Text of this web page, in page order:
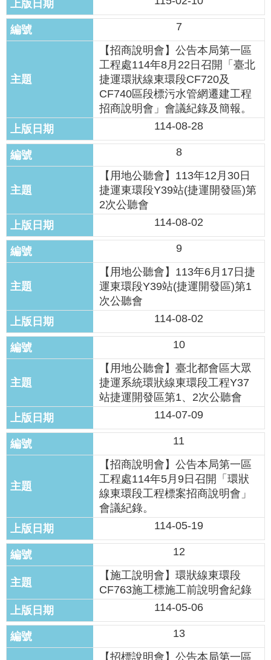
陳
情
系
常
答
雙
語
彙
臺
北
通
台
北
務
通
私
與
網
站
安
全
策
府
網
站
資
料
開
放
宣
告
7
【招商說明會】公告本局第一區
工程處114年8月22日召開「臺北
捷運環狀線東環段CF720及
CF740區段標污水管網遷建工程
招商說明會」會議紀錄及簡報。
114-08-28
8
【用地公聽會】113年12月30日
捷運東環段Y39站(捷運開發區)第
2次公聽會
114-08-02
9
【用地公聽會】113年6月17日捷
運東環段Y39站(捷運開發區)第1
次公聽會
114-08-02
10
【用地公聽會】臺北都會區大眾
捷運系統環狀線東環段工程Y37
站捷運開發區第1、2次公聽會
114-07-09
11
【招商說明會】公告本局第一區
工程處114年5月9日召開「環狀
線東環段工程標案招商說明會」
會議紀錄。
114-05-19
12
【施工說明會】環狀線東環段
CF763施工標施工前說明會紀錄
114-05-06
13
【招標說明會】公告本局第一區